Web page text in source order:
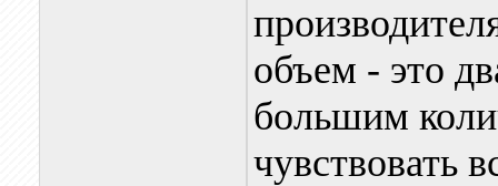
объем - это
большим
чувствовать